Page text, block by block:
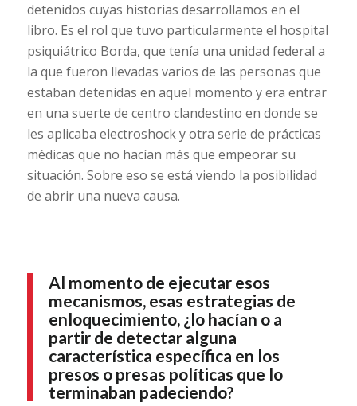
detenidos cuyas historias desarrollamos en el
libro. Es el rol que tuvo particularmente el hospital
psiquiátrico Borda, que tenía una unidad federal a
la que fueron llevadas varios de las personas que
estaban detenidas en aquel momento y era entrar
en una suerte de centro clandestino en donde se
les aplicaba electroshock y otra serie de prácticas
médicas que no hacían más que empeorar su
situación. Sobre eso se está viendo la posibilidad
de abrir una nueva causa.
Al momento de ejecutar esos
mecanismos, esas estrategias de
enloquecimiento, ¿lo hacían o a
partir de detectar alguna
característica específica en los
presos o presas políticas que lo
terminaban padeciendo?